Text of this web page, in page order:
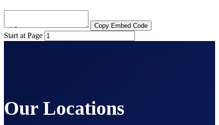
Copy Embed Code
Start at Page
Our Locations